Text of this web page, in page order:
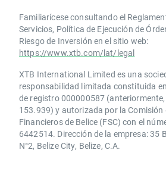
Familiarícese consultando el
Servicios, Política de Ejecución de
Riesgo de Inversión en el sitio web:
https://www.xtb.com/lat/legal
XTB International Limited es una
responsabilidad limitada constituida
de registro 000000587
153.939) y autorizada por la Comisión
Financieros de Belice (FSC) con el
6442514. Dirección de la empresa: 35
N°2, Belize City, Belize, C.A.